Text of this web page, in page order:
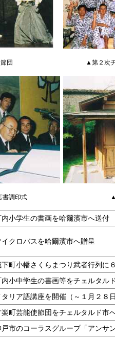
団 ▲第２次
書調印式
内小学生の書画を哈爾濱市へ送付
イクロバスを哈爾濱市へ贈呈
下町小幡さくらまつり武者行列に
内小中学生の書画等をチェルタル
タリア語講座を開催（～１月２８
楽町芸能使節団をチェルタルド
戸市のコーラスグループ「アンサ